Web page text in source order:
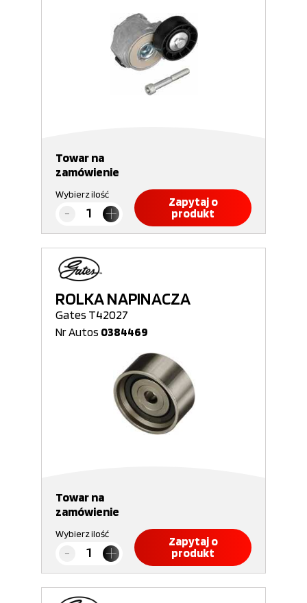
Towar na
zamówienie
Wybierz ilość
Zapytaj o
produkt
ROLKA NAPINACZA
Gates T42027
Nr Autos 0384469
Towar na
zamówienie
Wybierz ilość
Zapytaj o
produkt